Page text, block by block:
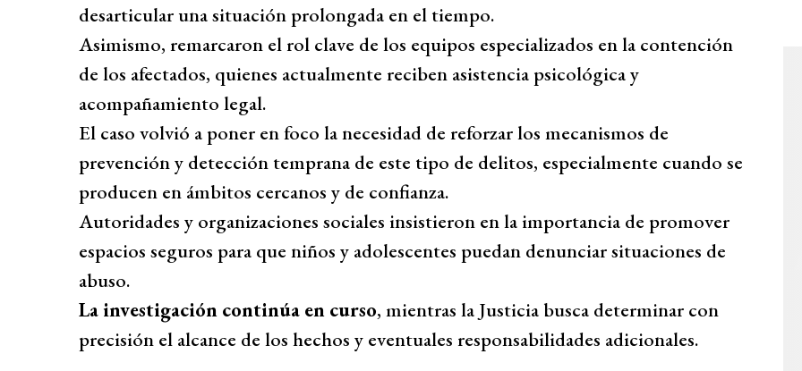
desarticular una situación prolongada en el tiempo.
Asimismo, remarcaron el rol clave de los equipos especializados en la contención
de los afectados, quienes actualmente reciben asistencia psicológica y
acompañamiento legal.
El caso volvió a poner en foco la necesidad de reforzar los mecanismos de
prevención y detección temprana de este tipo de delitos, especialmente cuando se
producen en ámbitos cercanos y de confianza.
Autoridades y organizaciones sociales insistieron en la importancia de promover
espacios seguros para que niños y adolescentes puedan denunciar situaciones de
abuso.
La investigación continúa en curso, mientras la Justicia busca determinar con
precisión el alcance de los hechos y eventuales responsabilidades adicionales.